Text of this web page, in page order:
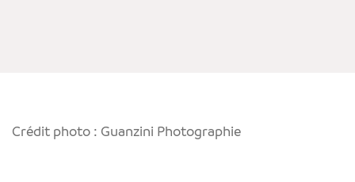
Crédit photo : Guanzini Photographie